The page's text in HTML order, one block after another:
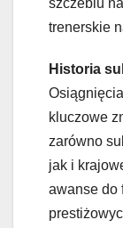
trenerskie
Historia
kluczowe
zarówno
jak i
awanse do